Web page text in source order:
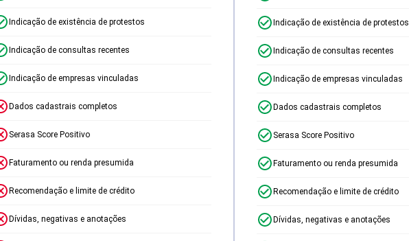
Indicação de existência de protestos
Indicação de consultas recentes
Indicação de empresas vinculadas
Dados cadastrais completos
Serasa Score Positivo
Faturamento ou renda presumida
Recomendação e limite de crédito
Dívidas, negativas e anotações
Indicação de existência de protestos
Indicação de consultas recentes
Indicação de empresas vinculadas
Dados cadastrais completos
Serasa Score Positivo
Faturamento ou renda presumida
Recomendação e limite de crédito
Dívidas, negativas e anotações